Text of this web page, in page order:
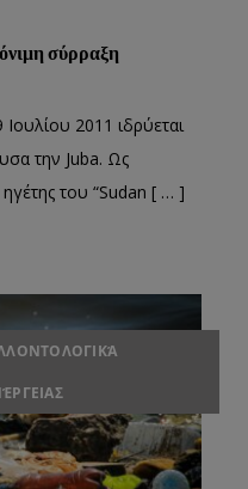
σύρραξη
Ιουλίου 2011 ιδρύεται
την Juba. Ως
του “Sudan [ … ]